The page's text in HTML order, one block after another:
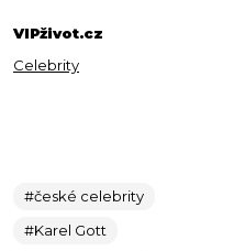
VIPživot.cz
Celebrity
#české celebrity
#Karel Gott